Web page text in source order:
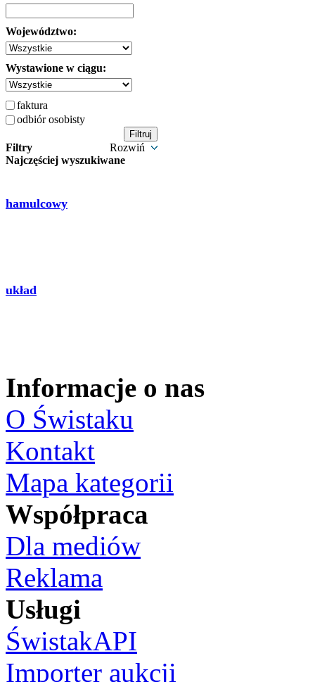
Województwo:
Wystawione w ciągu:
faktura
odbiór osobisty
Filtry
Rozwiń
Najczęściej wyszukiwane
hamulcowy
układ
Informacje o nas
O Świstaku
Kontakt
Mapa kategorii
Współpraca
Dla mediów
Reklama
Usługi
ŚwistakAPI
Importer aukcji